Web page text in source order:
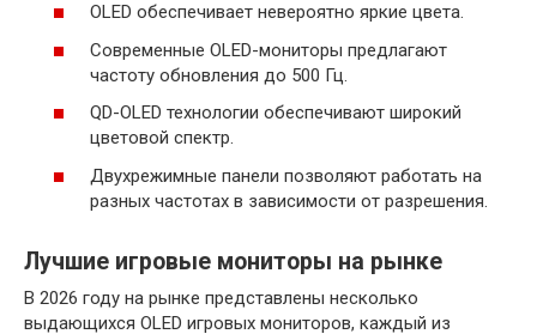
OLED обеспечивает невероятно яркие цвета.
Современные OLED-мониторы предлагают
частоту обновления до 500 Гц.
QD-OLED технологии обеспечивают широкий
цветовой спектр.
Двухрежимные панели позволяют работать на
разных частотах в зависимости от разрешения.
Лучшие игровые мониторы на рынке
В 2026 году на рынке представлены несколько
выдающихся OLED игровых мониторов, каждый из